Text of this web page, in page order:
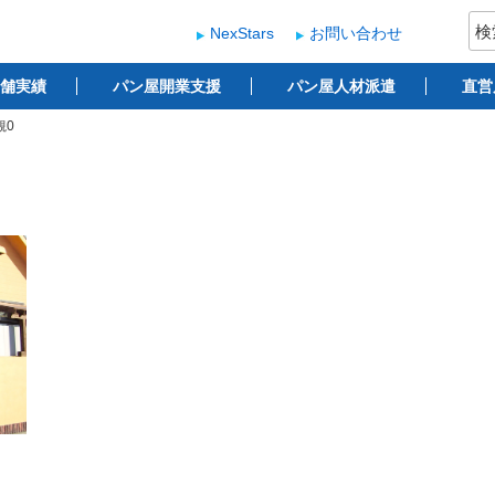
カリー開業支援
検
索:
NexStars お問い合わせ
実績 パン屋開業支援 パン屋人材派遣 直
0